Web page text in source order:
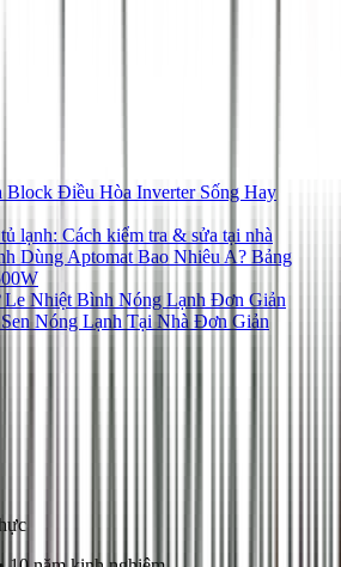
Block Điều Hòa Inverter Sống Hay
lạnh: Cách kiểm tra & sửa tại nhà
Dùng Aptomat Bao Nhiêu A? Bảng
Le Nhiệt Bình Nóng Lạnh Đơn Giản
Nóng Lạnh Tại Nhà Đơn Giản